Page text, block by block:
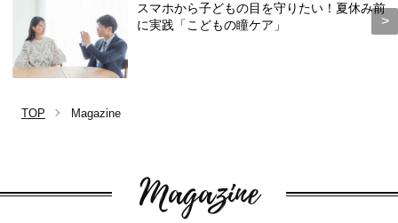
スマホから子どもの目を守りたい！夏休み前
に実践「こどもの瞳ケア」
TOP Magazine
Magazine